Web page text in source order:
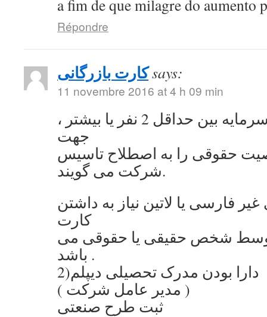
a fim de que milagre do aumento
Répondre
کارت بازرگانیsays:
11 novembre 2016 at 4 h 09 min
به اشتراک گذاشتن سرمایه بین حداقل 2 نفر یا بیشتر ،
جهت
حقوقی را به اصطلاح تاسیس
شرکت می گویند.
فارسی یا لاتین نیاز به داشتن
کارت
توسط شخص حقیقی یا حقوقی می
باشد .
2)دارا بودن مدرک تحصیلی دیپلم
( مدیر عامل شرکت )
ثبت طرح صنعتی